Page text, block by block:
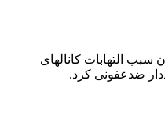
هر ۳ روز کنترل گردند. زخمهای هنگام زایمان سبب التهابات کانالهای
ضدعفونی کرد.